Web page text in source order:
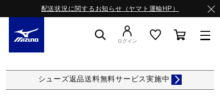
配送状況に関するお知らせ（ヤマト運輸HP）
スニーカー
ログイン
シューズ返品送料無料サービス実施中